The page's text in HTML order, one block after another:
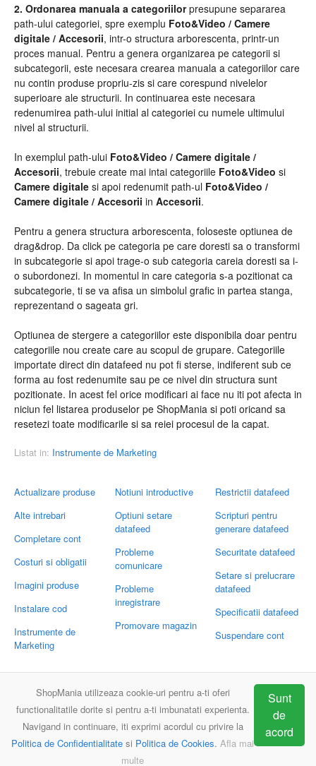
Actualizare produse
Alte intrebari
Completare cont
Costuri si obligatii
Imagini produse
Instalare cod
Instrumente de
Marketing
Notiuni introductive
Optiuni setare
datafeed
Probleme
comunicare
Probleme
inregistrare
Promovare magazin
Restrictii datafeed
Scripturi pentru
generare datafeed
Securitate datafeed
Setare si prelucrare
datafeed
Specificatii datafeed
Suspendare cont
2. Ordonarea manuala a categoriilorpresupune separarea
path-ului categoriei, spre exemplu Foto&Video / Camere
digitale / Accesorii, intr-o structura arborescenta, printr-un
proces manual. Pentru a genera organizarea pe categorii si
subcategorii, este necesara crearea manuala a categoriilor care
nu contin produse propriu-zis si care corespund nivelelor
superioare ale structurii. In continuarea este necesara
redenumirea path-ului initial al categoriei cu numele ultimului
nivel al structurii.
In exemplul path-ului Foto&Video / Camere digitale /
Accesorii, trebuie create mai intai categoriile Foto&Video si
Camere digitale si apoi redenumit path-ul Foto&Video /
Camere digitale / Accesorii in Accesorii.
Pentru a genera structura arborescenta, foloseste optiunea de
drag&drop. Da click pe categoria pe care doresti sa o transformi
in subcategorie si apoi trage-o sub categoria careia doresti sa i-
o subordonezi. In momentul in care categoria s-a pozitionat ca
subcategorie, ti se va afisa un simbolul grafic in partea stanga,
reprezentand o sageata gri.
Optiunea de stergere a categoriilor este disponibila doar pentru
categoriile nou create care au scopul de grupare. Categoriile
importate direct din datafeed nu pot fi sterse, indiferent sub ce
forma au fost redenumite sau pe ce nivel din structura sunt
pozitionate. In acest fel orice modificari ai face nu iti pot afecta in
niciun fel listarea produselor pe ShopMania si poti oricand sa
resetezi toate modificarile si sa reiei procesul de la capat.
Listat in: Instrumente de Marketing
Email:support@shopmania.ro
Intrebari frecvente
ShopMania utilizeaza cookie-uri pentru a-ti oferi
functionalitatile dorite si pentru a-ti imbunatati experienta.
Navigand in continuare, iti exprimi acordul cu privire la
Politica de Confidentialitate si Politica de Cookies. Afla mai
multe
Sunt
de
acord